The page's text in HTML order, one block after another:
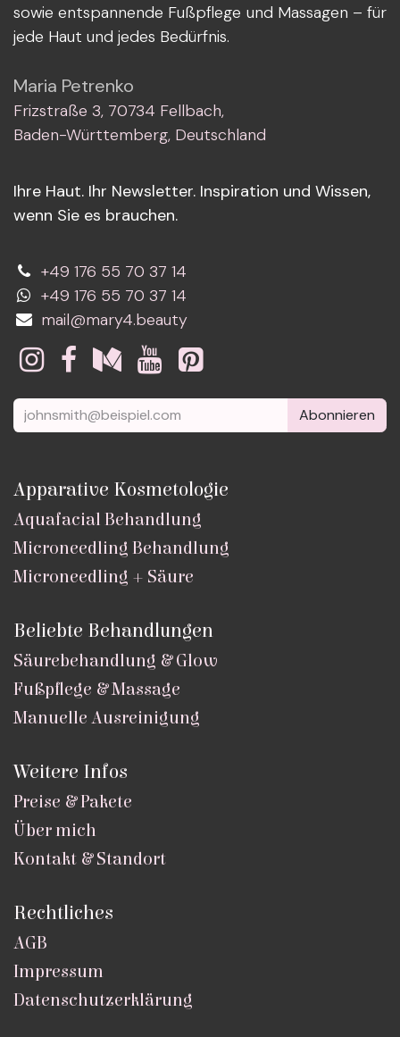
sowie entspannende Fußpflege und Massagen – für
jede Haut und jedes Bedürfnis.
Maria Petrenko
Frizstraße 3, 70734 Fellbach,
Baden-Württemberg, Deutschland
Ihre Haut. Ihr Newsletter. Inspiration und Wissen,
wenn Sie es brauchen.
+49 176 55 70 37 14
+49 176 55 70 37 14
mail@mary4.beauty
Abonnieren
Apparative Kosmetologie
Aquafacial Behandlung
Microneedling Behandlung
Microneedling + Säure
Beliebte Behandlungen
Säurebehandlung & Glow
Fußpflege & Massage
Manuelle Ausreinigung
Weitere Infos
Preise & Pakete
Über mich
Kontakt & Standort
Rechtliches
AGB
Impressum
Datenschutzerklärung